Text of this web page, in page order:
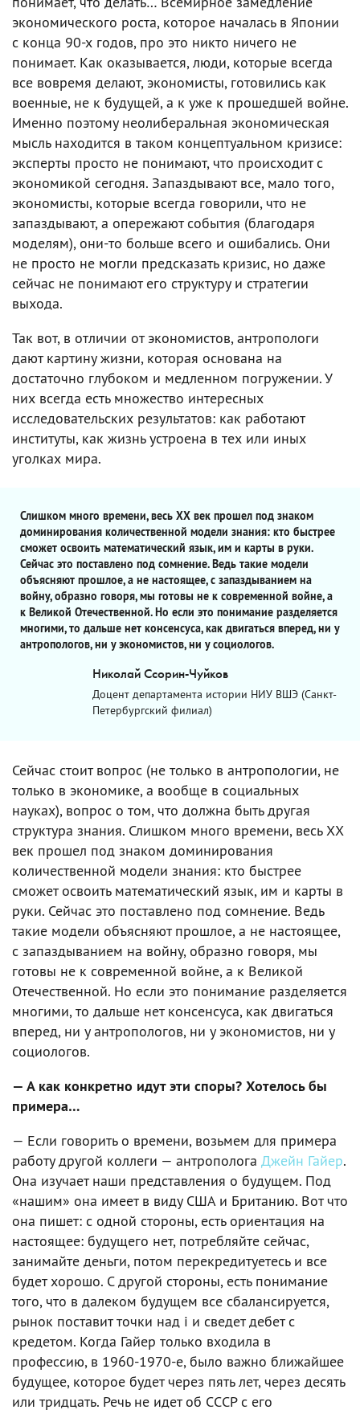
экономического роста, которое началась в Японии
с конца 90-х годов, про это никто ничего не
понимает. Как оказывается, люди, которые всегда
все вовремя делают, экономисты, готовились как
военные, не к будущей, а к уже к прошедшей войне.
Именно поэтому неолиберальная экономическая
мысль находится в таком концептуальном кризисе:
эксперты просто не понимают, что происходит с
экономикой сегодня. Запаздывают все, мало того,
экономисты, которые всегда говорили, что не
запаздывают, а опережают события (благодаря
моделям), они-то больше всего и ошибались. Они
не просто не могли предсказать кризис, но даже
сейчас не понимают его структуру и стратегии
выхода.
Так вот, в отличии от экономистов, антропологи
дают картину жизни, которая основана на
достаточно глубоком и медленном погружении. У
них всегда есть множество интересных
исследовательских результатов: как работают
институты, как жизнь устроена в тех или иных
уголках мира.
Слишком много времени, весь ХХ век прошел под знаком
доминирования количественной модели знания: кто быстрее
сможет освоить математический язык, им и карты в руки.
Сейчас это поставлено под сомнение. Ведь такие модели
объясняют прошлое, а не настоящее, с запаздыванием на
войну, образно говоря, мы готовы не к современной войне, а
к Великой Отечественной. Но если это понимание разделяется
многими, то дальше нет консенсуса, как двигаться вперед, ни у
антропологов, ни у экономистов, ни у социологов.
Николай Ссорин-Чуйков
Доцент департамента истории НИУ ВШЭ (Санкт-
Петербургский филиал)
Сейчас стоит вопрос (не только в антропологии, не
только в экономике, а вообще в социальных
науках), вопрос о том, что должна быть другая
структура знания. Слишком много времени, весь ХХ
век прошел под знаком доминирования
количественной модели знания: кто быстрее
сможет освоить математический язык, им и карты в
руки. Сейчас это поставлено под сомнение. Ведь
такие модели объясняют прошлое, а не настоящее,
с запаздыванием на войну, образно говоря, мы
готовы не к современной войне, а к Великой
Отечественной. Но если это понимание разделяется
многими, то дальше нет консенсуса, как двигаться
вперед, ни у антропологов, ни у экономистов, ни у
социологов.
— А как конкретно идут эти споры? Хотелось бы
примера…
— Если говорить о времени, возьмем для примера
работу другой коллеги — антрополога Джейн Гайер.
Она изучает наши представления о будущем. Под
«нашим» она имеет в виду США и Британию. Вот что
она пишет: с одной стороны, есть ориентация на
настоящее: будущего нет, потребляйте сейчас,
занимайте деньги, потом перекредитуетесь и все
будет хорошо. С другой стороны, есть понимание
того, что в далеком будущем все сбалансируется,
рынок поставит точки над i и сведет дебет с
кредетом. Когда Гайер только входила в
профессию, в 1960-1970-е, было важно ближайшее
будущее, которое будет через пять лет, через десять
или тридцать. Речь не идет об СССР с его